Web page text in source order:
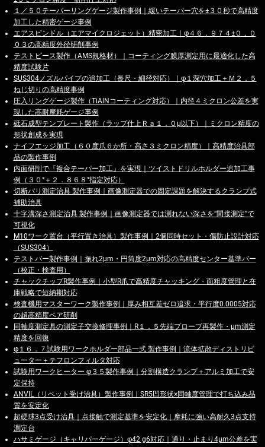
１／５０テーパーリングゲージ製作事例｜緩いテーパー穴を±３０秒で高精度
加工した精密ゲージ事例
エアスピンドル（エアマイクロジェット）精密加工｜φ４６．９７４±０．０
０３の高精度外径研削事例
テストピース製作（AMS規格材）｜コーティング膜厚測定用に最適化した高
精度試験片
SUS304ノズルパイプの追加工（長尺・細径対応）｜φ１深穴加工＋Ｍ２．５
ねじ切りの高精度事例
圧入リングゲージ製作（TiAlNコーティング対応）｜内径４ミクロン公差を実
現した高耐摩耗ゲージ事例
砥石成型テンプレート製作（ラップ仕上Ｒａ１．０μ以下）｜ミクロン精度の
形状創成を実現
ナイフエッジ加工（６０度爪６か所・高さ３ミクロン精度）｜高精度治具部
品の製作事例
内面研削で『複合テーパー加工』を実現｜ツイストドリルホルダー追加工事
例（３０°＋２．８６８°指定対応）
切断バリ測定治具 製作事例｜画像測定器での固定課題を解決するクランプ式
補助治具
十字溝深さ測定治具 製作事例｜画像測定器では測れない深さを“間接測定”で
可視化
M10ワーク置台（平行置き治具）製作事例｜2個同時セット・傷防止設計対応
（SUS304）
テストバー製作事例｜振れ2μm・円筒度2μm対応の高精度センター基準バー
（校正・検査用）
チャックチップR製作事例｜小型R爪で高精度チャッキング・面粗度管理と在
庫戦略で短納期対応
検査機用マスターワーク製作事例｜厚み相互差ゼロ追求・平行度0.0005対応
の超高精度ペア研削
同軸度測定具の測定子交換修理事例｜R１．５先端プローブ再製作・μm測定
精度を回復
φ１６．７試験用ワークホルダー部品一式 製作事例｜流体拡散ディストリビ
ューター＋テフロンフィルタ対応
試験用ワークヒーター φ３５製作事例｜分割構造クランプ＋アルミ加工で安
定保持
ANVIL（リベット受け治具）製作事例｜SR5凹形状×同軸度管理で打ち込み品
質を安定化
超硬球3点受け治具｜点接触で測定基準を安定化｜摩耗に強い高耐久3点支持
測定台
ハサミゲージ（キャリパーゲージ）φ42 g6対応｜通り・止まり4μm公差を実